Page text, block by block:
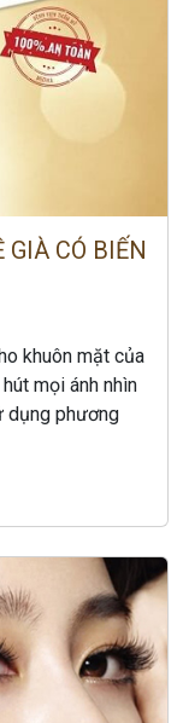
CÓ BIẾN
khuôn mặt của
mọi ánh nhìn
dụng phương